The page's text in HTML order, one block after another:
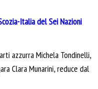
Italia del Sei Nazioni
azzurra Michela Tondinelli,
Clara Munarini, reduce dal